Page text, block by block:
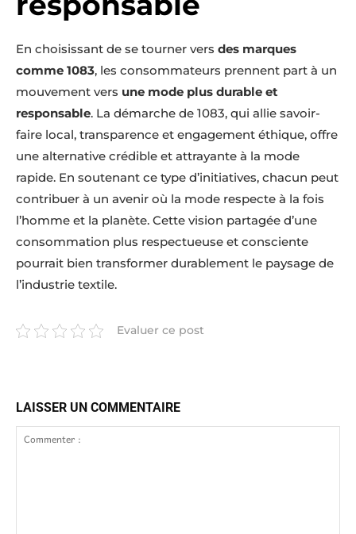
En choisissant de se tourner vers des marques
comme 1083, les consommateurs prennent part à un
mouvement vers une mode plus durable et
responsable. La démarche de 1083, qui allie savoir-
faire local, transparence et engagement éthique, offre
une alternative crédible et attrayante à la mode
rapide. En soutenant ce type d’initiatives, chacun peut
contribuer à un avenir où la mode respecte à la fois
l’homme et la planète. Cette vision partagée d’une
consommation plus respectueuse et consciente
pourrait bien transformer durablement le paysage de
l’industrie textile.
Evaluer ce post
LAISSER UN COMMENTAIRE